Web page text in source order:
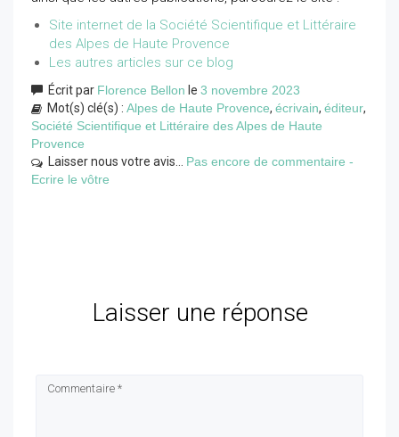
Site internet de la Société Scientifique et Littéraire
des Alpes de Haute Provence
Les autres articles sur ce blog
Écrit par Florence Bellon le 3 novembre 2023
Mot(s) clé(s) : Alpes de Haute Provence, écrivain, éditeur,
Société Scientifique et Littéraire des Alpes de Haute
Provence
Laisser nous votre avis... Pas encore de commentaire -
Ecrire le vôtre
Laisser une réponse